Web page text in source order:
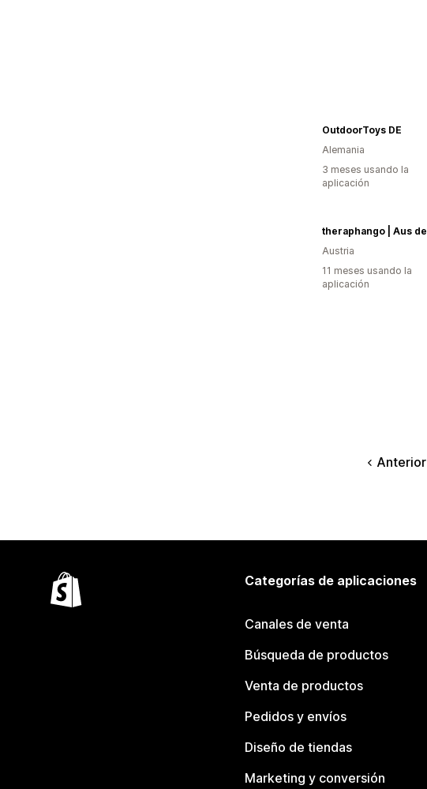
OutdoorToys DE
Alemania
3 meses usando la
aplicación
Austria
11 meses usando la
aplicación
Anterior
Categorías de aplicaciones
Canales de venta
Búsqueda de productos
Venta de productos
Pedidos y envíos
Diseño de tiendas
Marketing y conversión